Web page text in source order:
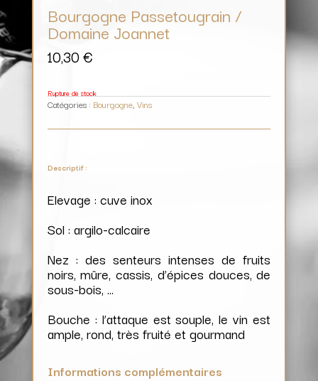
Bourgogne Passetougrain /
Domaine Joannet
10,30€
Rupture de stock
Catégories : Bourgogne, Vins
Descriptif :
Elevage : cuve inox
Sol : argilo-calcaire
Nez : des senteurs intenses de fruits
noirs, mûre, cassis, d’épices douces, de
sous-bois, …
Bouche : l’attaque est souple, le vin est
ample, rond, très fruité et gourmand
Informations complémentaires